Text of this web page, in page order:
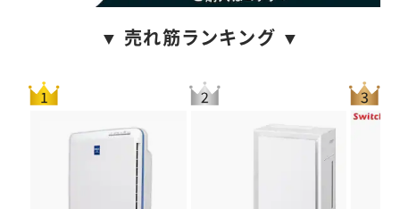
▼ 売れ筋ランキング ▼